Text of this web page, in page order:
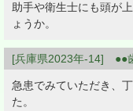
助手や衛生士にも頭が
ょうか。
[兵庫県2023年-14] ●●
急患でみていただき、
た。